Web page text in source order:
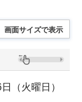
画面サイズで表示
（火曜日）